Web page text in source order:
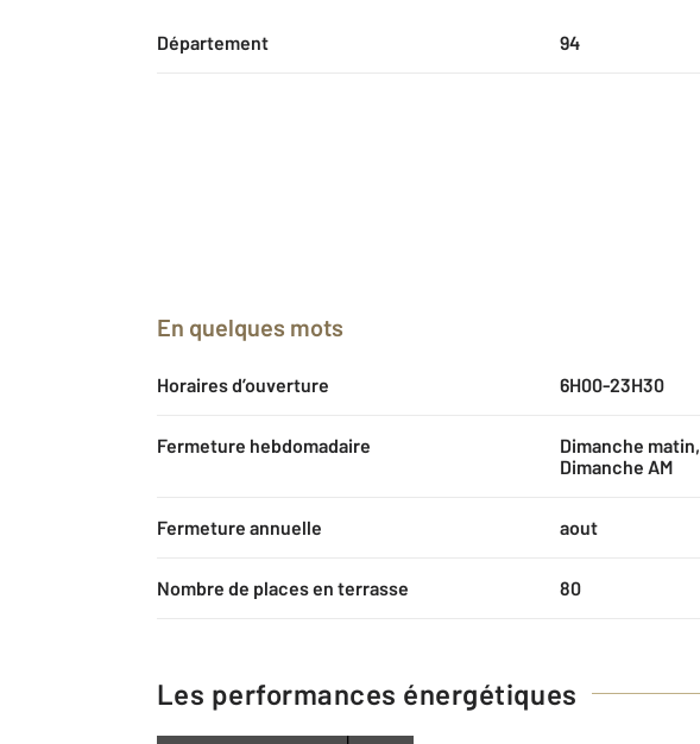
Département 94
En quelques mots
Horaires d’ouverture 6H00-23H30
Fermeture hebdomadaire
Dimanche matin,
Dimanche AM
Fermeture annuelle aout
Nombre de places en terrasse 80
Les performances énergétiques